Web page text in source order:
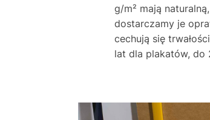
g/m² mają
dostarczamy je
cechują się
lat dla plakatów, do